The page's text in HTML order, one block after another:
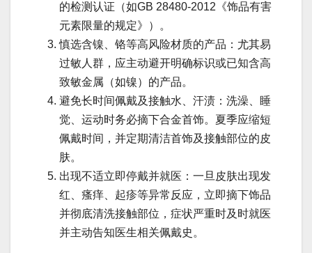
的检测认证（如GB 28480-2012《饰品有害
元素限量的规定》）。
慎选含镍、铬等高风险材质的产品：尤其易
过敏人群，应主动避开明确标识或已知含高
致敏金属（如镍）的产品。
避免长时间佩戴及接触水、汗渍：洗澡、睡
觉、运动时务必摘下合金首饰。夏季应缩短
佩戴时间，并定期清洁首饰及接触部位的皮
肤。
出现不适立即停戴并就医：一旦皮肤出现发
红、瘙痒、起疹等异常反应，立即摘下饰品
并彻底清洗接触部位，症状严重时及时就医
并主动告知医生相关佩戴史。